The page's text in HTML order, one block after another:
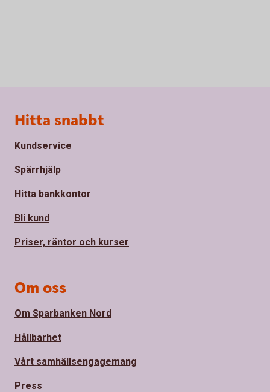
Sidfot
Hitta snabbt
Kundservice
Spärrhjälp
Hitta bankkontor
Bli kund
Priser, räntor och kurser
Om oss
Om Sparbanken Nord
Hållbarhet
Vårt samhällsengagemang
Press